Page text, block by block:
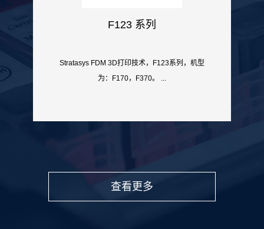
F123 系列
Stratasys FDM 3D打印技术，F123系列，机型
为：F170，F370。 ...
查看更多